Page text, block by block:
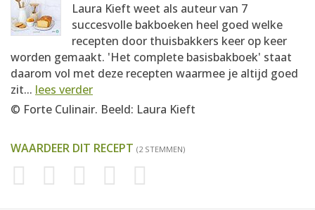
Laura Kieft weet als auteur van 7
succesvolle bakboeken heel goed welke
recepten door thuisbakkers keer op keer
worden gemaakt. 'Het complete basisbakboek' staat
daarom vol met deze recepten waarmee je altijd goed
zit... lees verder
© Forte Culinair. Beeld: Laura Kieft
WAARDEER DIT RECEPT (2 STEMMEN)